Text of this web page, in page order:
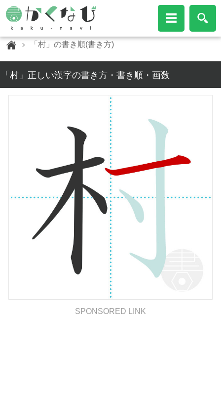
「村」の書き順(書き方)
「村」正しい漢字の書き方・書き順・画数
SPONSORED LINK